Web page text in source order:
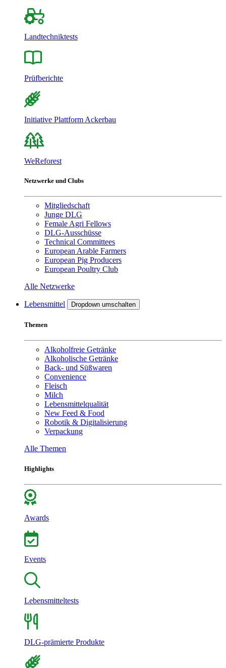
Landtechniktests
Prüfberichte
Initiative Plattform Ackerbau
WeReforest
Netzwerke und Clubs
Mitgliedschaft
Junge DLG
Female Agri Fellows
DLG-Ausschüsse
Technical Committees
European Arable Farmers
European Pig Producers
European Poultry Club
Alle Netzwerke
Lebensmittel Dropdown umschalten
Themen
Alkoholfreie Getränke
Alkoholische Getränke
Back- und Süßwaren
Convenience
Fleisch
Milch
Lebensmittelqualität
New Feed & Food
Robotik & Digitalisierung
Verpackung
Alle Themen
Highlights
Awards
Events
Lebensmitteltests
DLG-prämierte Produkte